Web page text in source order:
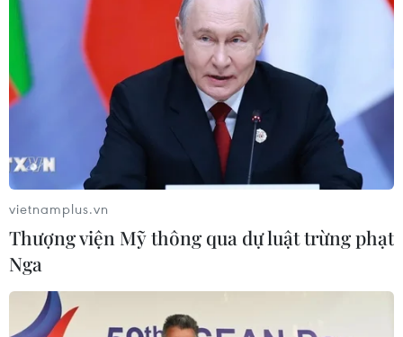
vietnamplus.vn
Thượng viện Mỹ thông qua dự luật trừng phạt
Nga